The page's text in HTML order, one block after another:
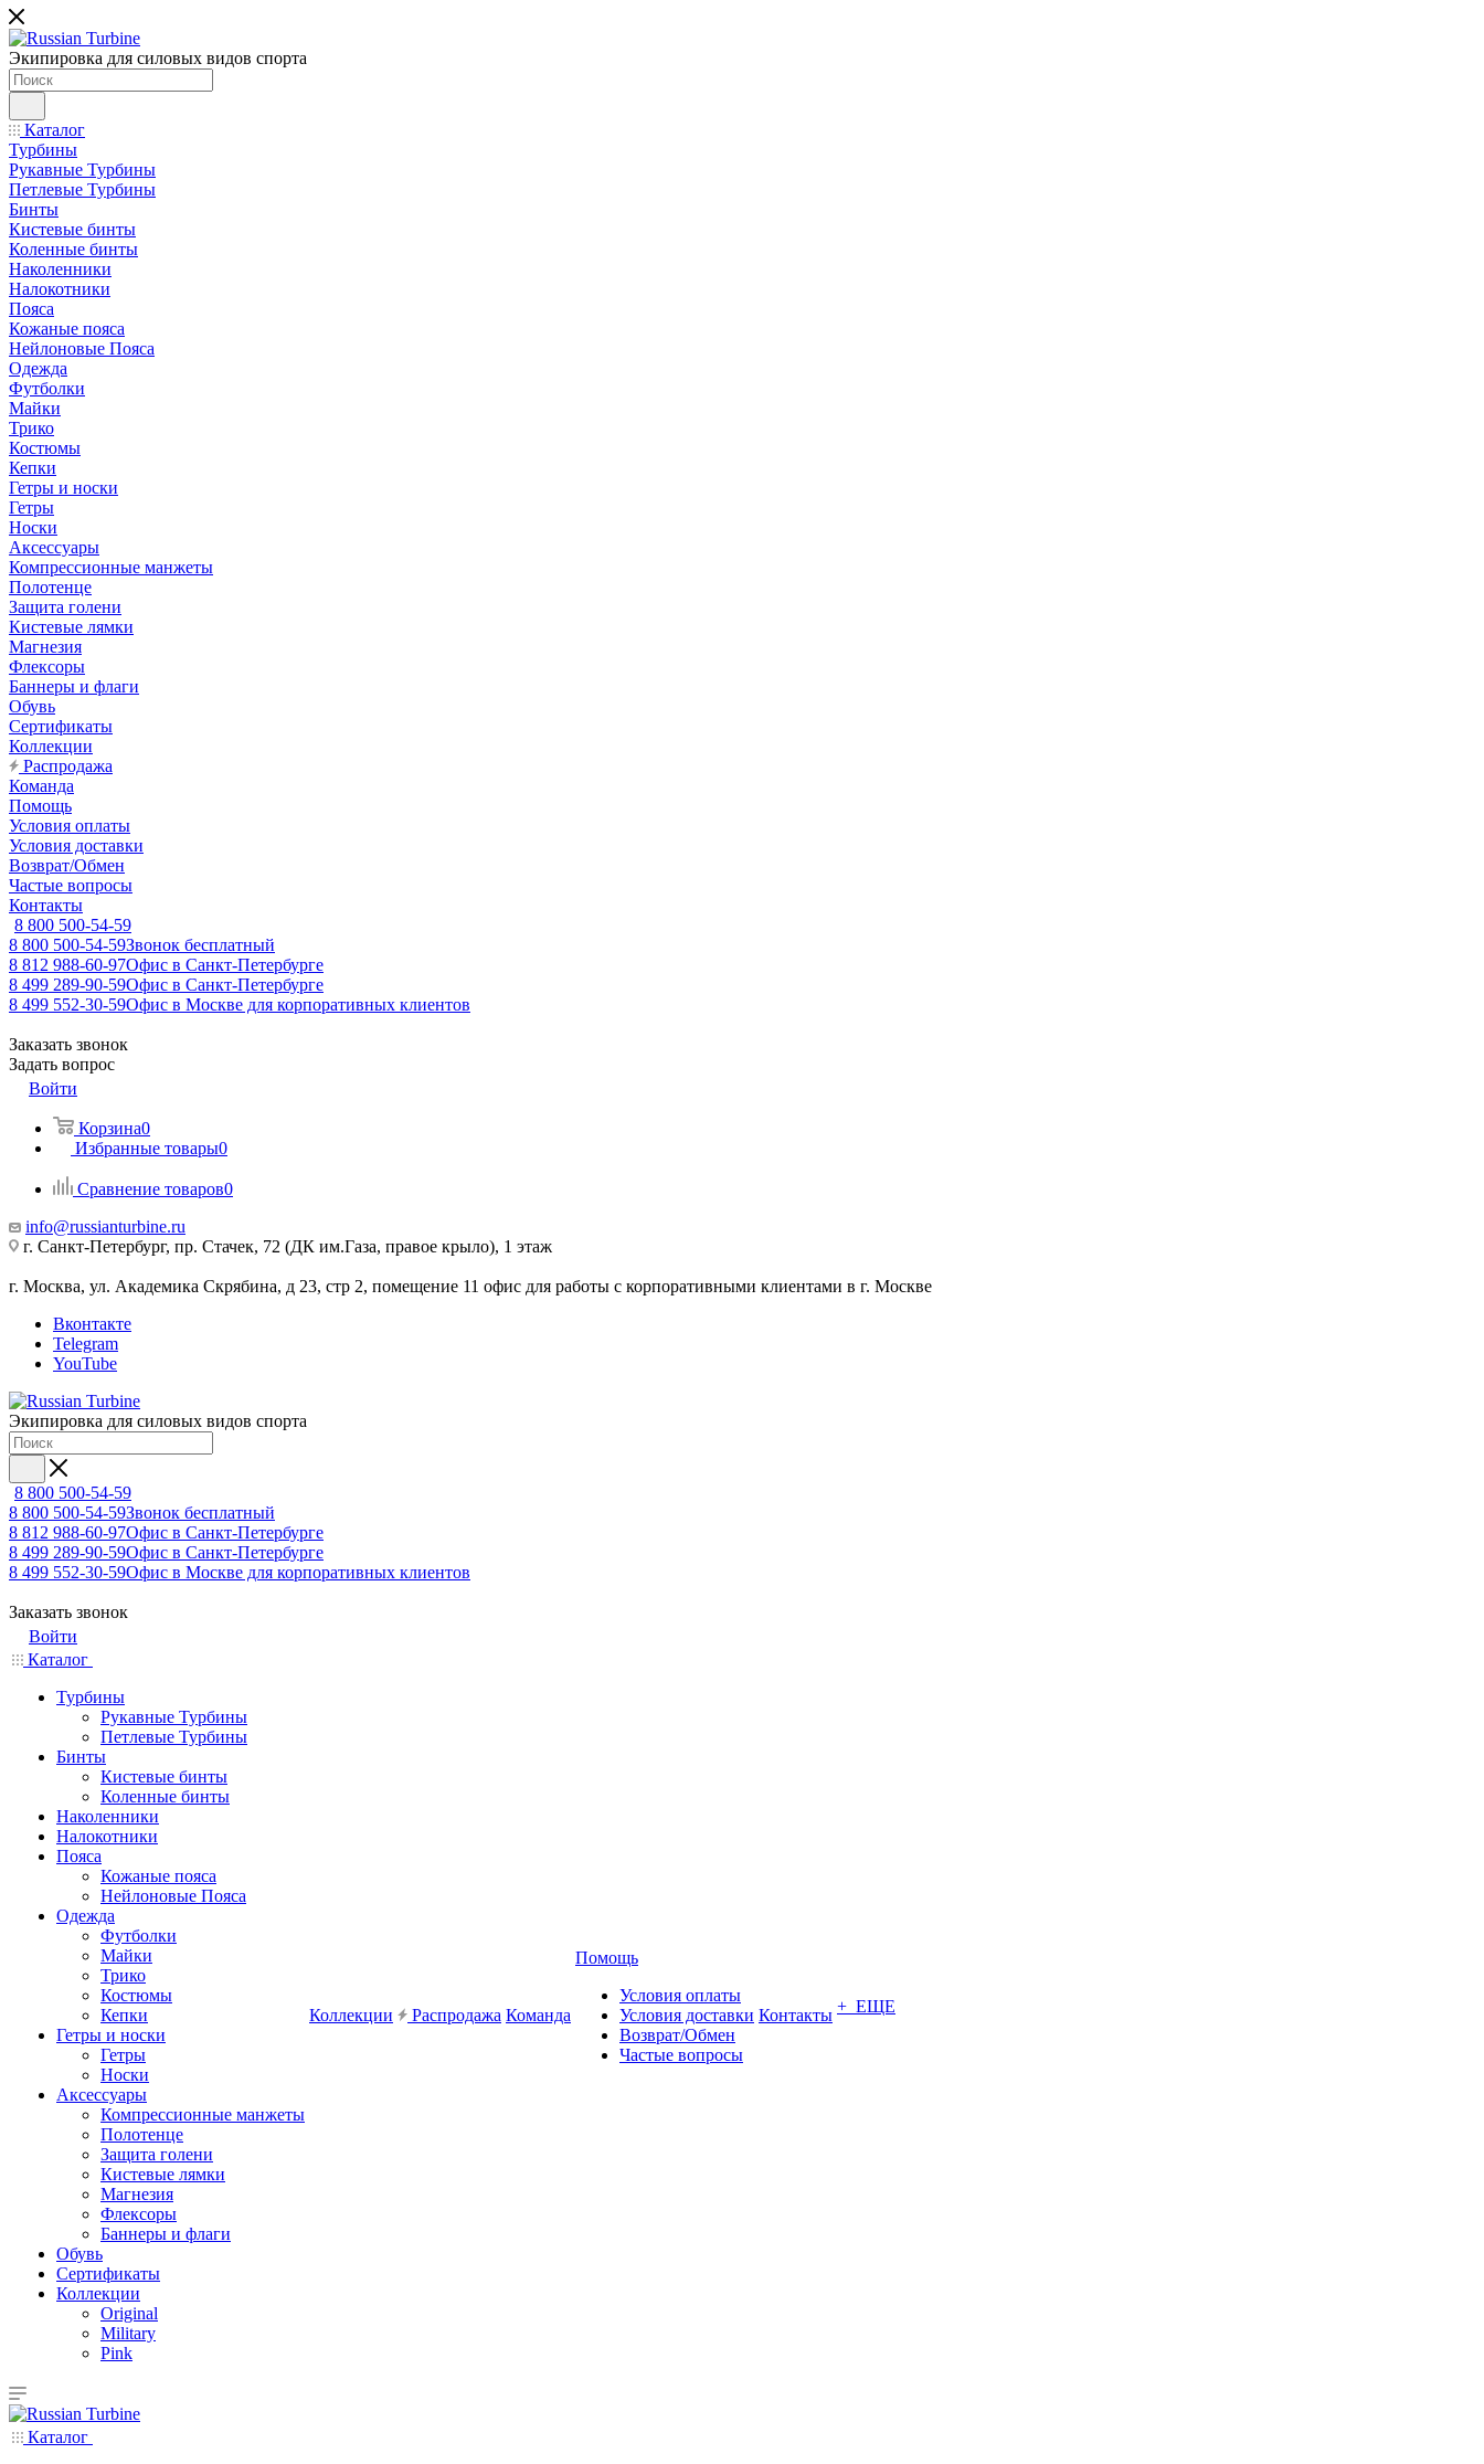
Экипировка для силовых видов спорта
Каталог
Турбины
Рукавные Турбины
Петлевые Турбины
Бинты
Кистевые бинты
Коленные бинты
Наколенники
Налокотники
Пояса
Кожаные пояса
Нейлоновые Пояса
Одежда
Футболки
Майки
Трико
Костюмы
Кепки
Гетры и носки
Гетры
Носки
Аксессуары
Компрессионные манжеты
Полотенце
Защита голени
Кистевые лямки
Магнезия
Флексоры
Баннеры и флаги
Обувь
Сертификаты
Коллекции
Распродажа
Команда
Помощь
Условия оплаты
Условия доставки
Возврат/Обмен
Частые вопросы
Контакты
8 800 500-54-59
8 800 500-54-59Звонок бесплатный
8 812 988-60-97Офис в Санкт-Петербурге
8 499 289-90-59Офис в Санкт-Петербурге
8 499 552-30-59Офис в Москве для корпоративных клиентов
Заказать звонок
Задать вопрос
Войти
Корзина0
Избранные товары0
Сравнение товаров0
info@russianturbine.ru
г. Санкт-Петербург, пр. Стачек, 72 (ДК им.Газа, правое крыло), 1 этаж
г. Москва, ул. Академика Скрябина, д 23, стр 2, помещение 11 офис для работы с корпоративными клиентами в г. Москве
Вконтакте
Telegram
YouTube
Экипировка для силовых видов спорта
8 800 500-54-59
8 800 500-54-59Звонок бесплатный
8 812 988-60-97Офис в Санкт-Петербурге
8 499 289-90-59Офис в Санкт-Петербурге
8 499 552-30-59Офис в Москве для корпоративных клиентов
Заказать звонок
Войти
Каталог
Турбины
Рукавные Турбины
Петлевые Турбины
Бинты
Кистевые бинты
Коленные бинты
Наколенники
Налокотники
Пояса
Кожаные пояса
Нейлоновые Пояса
Одежда
Футболки
Майки
Трико
Костюмы
Кепки
Гетры и носки
Гетры
Носки
Аксессуары
Компрессионные манжеты
Полотенце
Защита голени
Кистевые лямки
Магнезия
Флексоры
Баннеры и флаги
Обувь
Сертификаты
Коллекции
Original
Military
Pink
Коллекции Распродажа Команда
Помощь
Условия оплаты
Условия доставки
Возврат/Обмен
Частые вопросы
Контакты + ЕЩЕ
Каталог